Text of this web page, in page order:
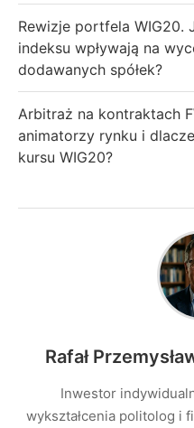
Rewizje portfela WIG20.
indeksu wpływają na
dodawanych spółek?
Arbitraż na kontraktach
animatorzy rynku i
kursu WIG20?
Rafał
Inwestor
wykształcenia politolog i